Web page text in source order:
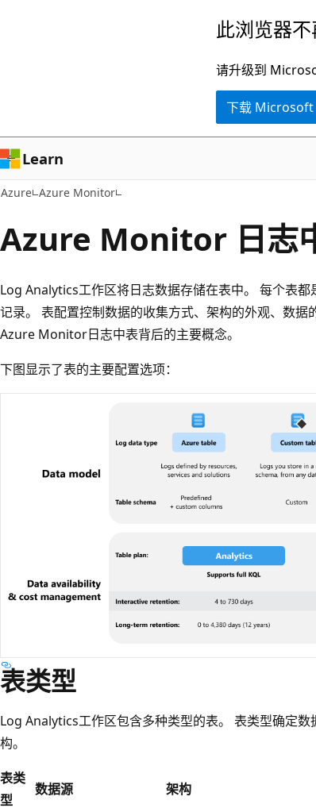
容
此浏览器不
请升级到
下载 Microsoft
Learn
Azure Azure Monitor
Azure Monitor 日志
Log Analytics工作区将日志数据存储在表中。 每个表
记录。 表配置控制数据的收集方式、架构的外观、数
Azure Monitor日志中表背后的主要概念。
下图显示了表的主要配置选项：
表类型
Log Analytics工作区包含多种类型的表。 表类型确定
构。
表类
型
数据源 架构